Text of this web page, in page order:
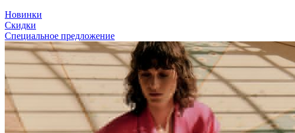
Новинки
Скидки
Специальное предложение